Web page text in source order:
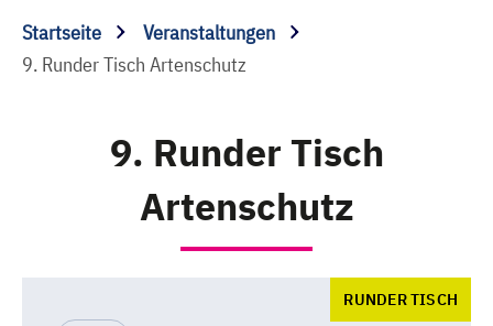
Startseite
Veranstaltungen
9. Runder Tisch Artenschutz
9. Runder Tisch
Artenschutz
RUNDER TISCH